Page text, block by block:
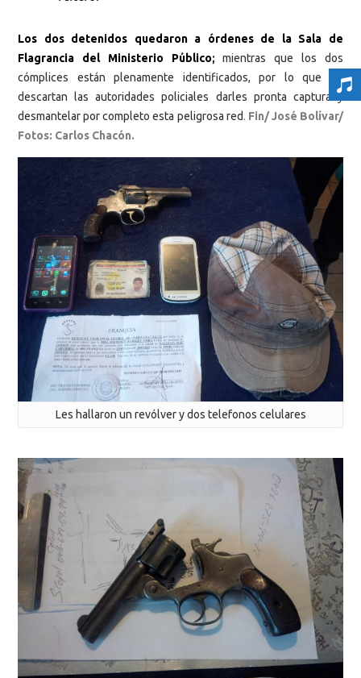
Los dos detenidos quedaron a órdenes de la Sala de
Flagrancia del Ministerio Público; mientras que los dos
cómplices están plenamente identificados, por lo que no
descartan las autoridades policiales darles pronta captura y
desmantelar por completo esta peligrosa red. Fin/ José Bolívar/
Fotos: Carlos Chacón.
Les hallaron un revólver y dos telefonos celulares